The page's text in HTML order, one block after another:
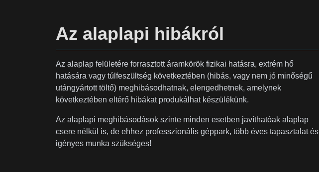
Az alaplapi hibákról
Az alaplap felületére forrasztott áramkörök fizikai hatásra, extrém hő
hatására vagy túlfeszültség következtében (hibás, vagy nem jó minőségű
utángyártott töltő) meghibásodhatnak, elengedhetnek, amelynek
következtében eltérő hibákat produkálhat készülékünk.
Az alaplapi meghibásodások szinte minden esetben javíthatóak alaplap
csere nélkül is, de ehhez professzionális géppark, több éves tapasztalat és
igényes munka szükséges!